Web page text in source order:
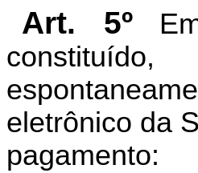
Art. 5ºEm
eletrônico da
pagamento: